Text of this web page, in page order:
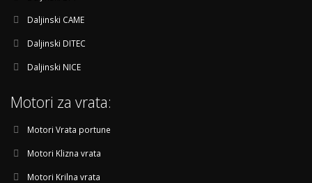
Daljinski CAME
Daljinski DITEC
Daljinski NICE
Motori za vrata:
Motori Vrata portune
Motori Klizna vrata
Motori Krilna vrata